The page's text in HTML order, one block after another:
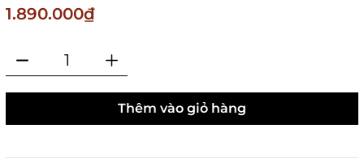
1.890.000₫
Thêm vào giỏ hàng